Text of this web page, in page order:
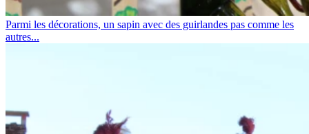
Parmi les décorations, un sapin avec des guirlandes pas comme les
autres...